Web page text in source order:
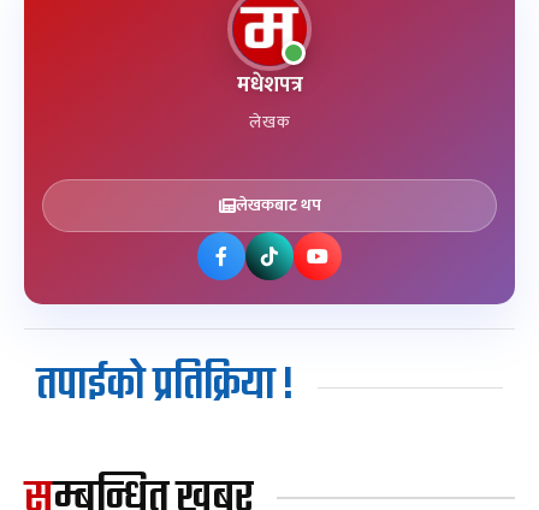
मधेशपत्र
लेखक
लेखकबाट थप
तपाईको प्रतिक्रिया !